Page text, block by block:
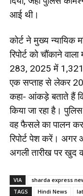
आई थी।
कोर्ट ने मुख्य न्यायिक
रिपोर्ट को चौंकाने
283, 2025 में
एक सप्ताह से लेकर
कहा- आंकड़े बताते हैं
किया जा रहा है।
वह फैसले का पालन
रिपोर्ट पेश करें।
अगली तारीख पर खुद
VIA
sharda express
TAGS
Hindi News